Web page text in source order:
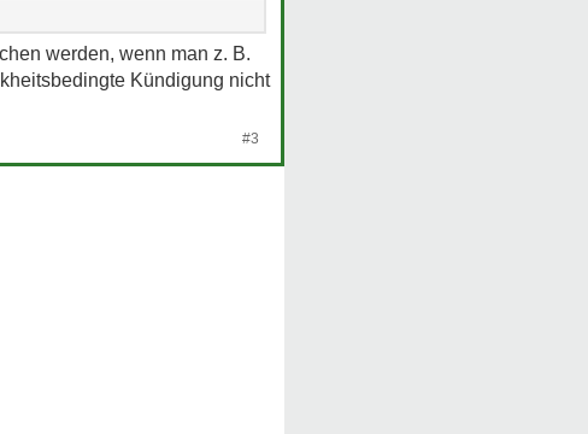
war.
werden, wenn man z. B.
Kündigung nicht
#3